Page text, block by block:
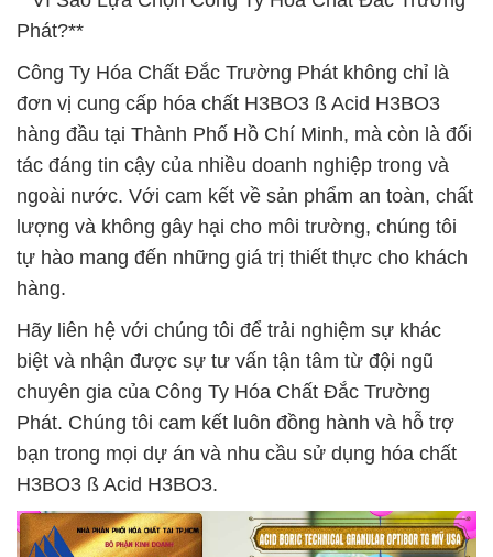
Phát?**
Công Ty Hóa Chất Đắc Trường Phát không chỉ là
đơn vị cung cấp hóa chất H3BO3 ß Acid H3BO3
hàng đầu tại Thành Phố Hồ Chí Minh, mà còn là đối
tác đáng tin cậy của nhiều doanh nghiệp trong và
ngoài nước. Với cam kết về sản phẩm an toàn, chất
lượng và không gây hại cho môi trường, chúng tôi
tự hào mang đến những giá trị thiết thực cho khách
hàng.
Hãy liên hệ với chúng tôi để trải nghiệm sự khác
biệt và nhận được sự tư vấn tận tâm từ đội ngũ
chuyên gia của Công Ty Hóa Chất Đắc Trường
Phát. Chúng tôi cam kết luôn đồng hành và hỗ trợ
bạn trong mọi dự án và nhu cầu sử dụng hóa chất
H3BO3 ß Acid H3BO3.